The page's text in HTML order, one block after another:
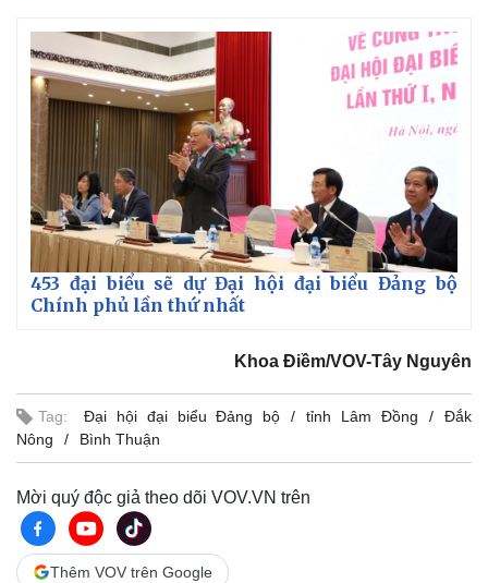
Kinh tế
Khởi nghiệp
Tiêu dùng
453 đại biểu sẽ dự Đại hội đại biểu Đảng bộ
Chính phủ lần thứ nhất
Khoa Điềm/VOV-Tây Nguyên
Tag: Đại hội đại biểu Đảng bộ tỉnh Lâm Đồng
Đắk
Nông
Bình Thuận
Mời quý độc giả theo dõi VOV.VN trên
Thêm VOV trên Google